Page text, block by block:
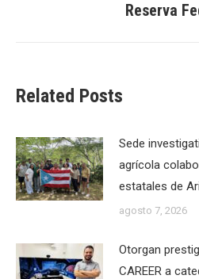
Reserva
Related Posts
Sede
agrícola
estatales de
agosto 7, 2026
Otorgan
CAREER a